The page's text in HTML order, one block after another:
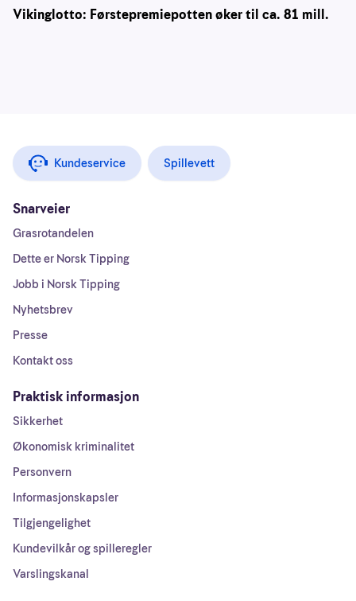
Vikinglotto: Førstepremiepotten øker til ca. 81 mill.
Kundeservice Spillevett
Snarveier
Grasrotandelen
Dette er Norsk Tipping
Jobb i Norsk Tipping
Nyhetsbrev
Presse
Kontakt oss
Praktisk informasjon
Sikkerhet
Økonomisk kriminalitet
Personvern
Informasjonskapsler
Tilgjengelighet
Kundevilkår og spilleregler
Varslingskanal